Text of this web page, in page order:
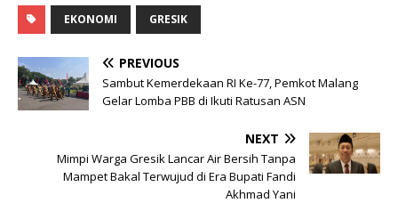
EKONOMI GRESIK
PREVIOUS
Sambut Kemerdekaan RI Ke-77, Pemkot Malang
Gelar Lomba PBB di Ikuti Ratusan ASN
NEXT
Mimpi Warga Gresik Lancar Air Bersih Tanpa
Mampet Bakal Terwujud di Era Bupati Fandi
Akhmad Yani